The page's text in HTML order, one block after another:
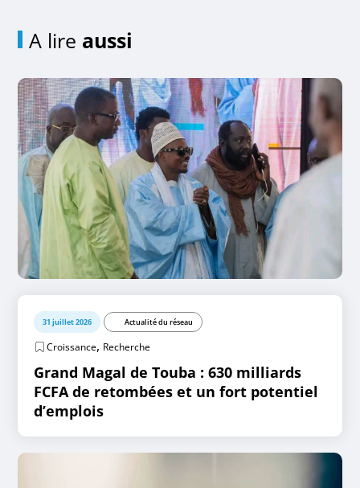
A lire aussi
31 juillet 2026 Actualité du réseau
Croissance, Recherche
Grand Magal de Touba : 630 milliards
FCFA de retombées et un fort potentiel
d’emplois